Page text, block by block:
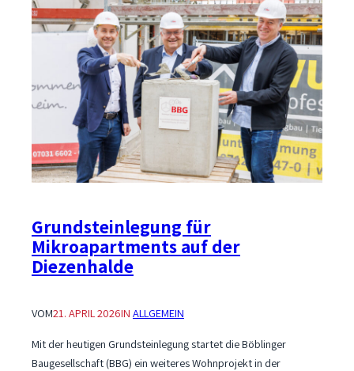
neues
Wohnquartier
in
Altdorf:
BBG
startet
Bauprojekt
„Erlachwiesen“
Grundsteinlegung für
Mikroapartments auf der
Diezenhalde
VOM21. APRIL 2026IN ALLGEMEIN
Mit der heutigen Grundsteinlegung startet die Böblinger
Baugesellschaft (BBG) ein weiteres Wohnprojekt in der